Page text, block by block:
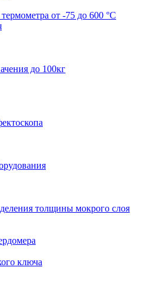
от -75 до 600 °С
до 100кг
толщины мокрого слоя
ключа